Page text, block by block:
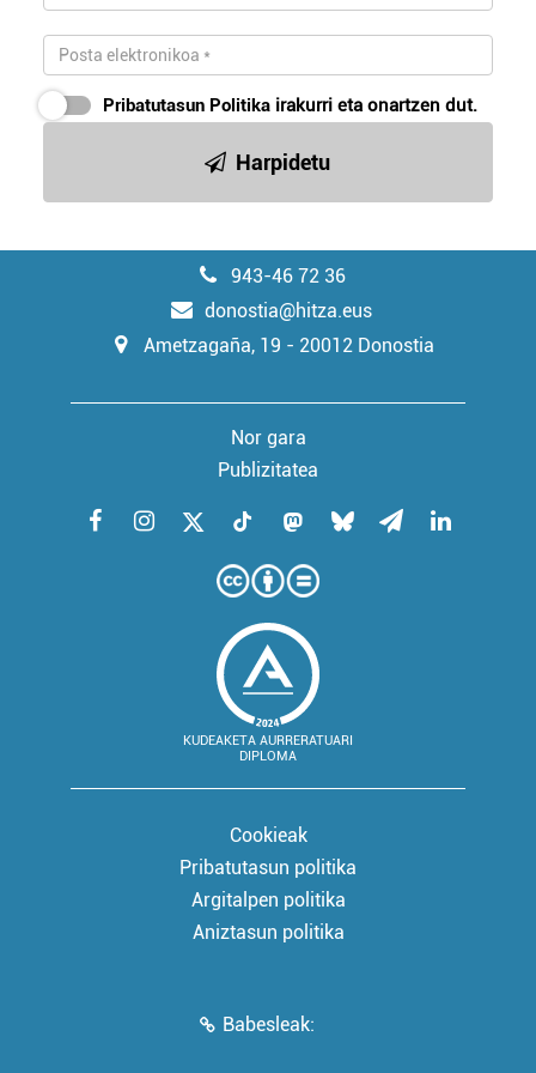
Pribatutasun Politika irakurri eta onartzen dut.
Harpidetu
943-46 72 36
donostia@hitza.eus
Ametzagaña, 19 - 20012 Donostia
Nor gara
Publizitatea
KUDEAKETA AURRERATUARI
DIPLOMA
Cookieak
Pribatutasun politika
Argitalpen politika
Aniztasun politika
Babesleak: